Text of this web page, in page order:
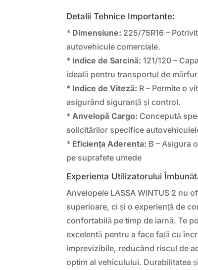
Detalii Tehnice Importante:
* Dimensiune: 225/75R16 –
autovehicule comerciale.
* Indice de Sarcină: 121/120 –
ideală pentru transportul de
* Indice de Viteză: R – Permite o
asigurând siguranță și control.
* Anvelopă Cargo: Concepută
solicitărilor specifice
* Eficiența Aderenta: B – Asigura
pe suprafete umede
Experiența Utilizatorului
Anvelopele LASSA WINTUS 2 nu
superioare, ci și o experiență de
confortabilă pe timp de iarnă. Te
excelentă pentru a face față cu
imprevizibile, reducând riscul de
optim al vehiculului. Durabilitatea